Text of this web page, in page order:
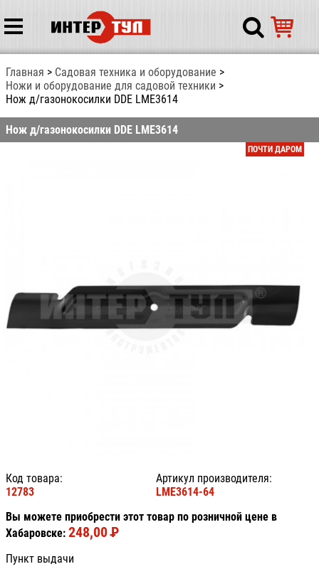
Главная
Садовая техника и оборудование
Ножи и оборудование для садовой техники
Нож д/газонокосилки DDE LME3614
Нож д/газонокосилки DDE LME3614
ПОЧТИ ДАРОМ
Код товара:
12783
Артикул производителя:
LME3614-64
Вы можете приобрести этот товар по розничной цене в
Хабаровске: 248,00PУБ.
Пункт выдачи